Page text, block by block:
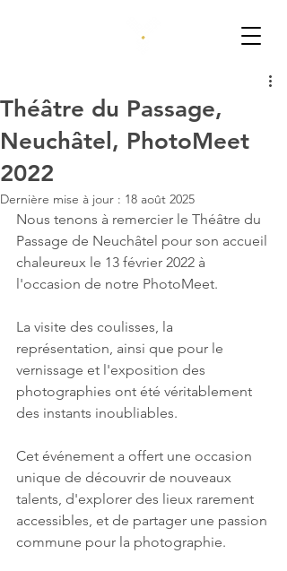
Théâtre du Passage,
Neuchâtel, PhotoMeet
2022
Dernière mise à jour : 18 août 2025
Nous tenons à remercier le Théâtre du
Passage de Neuchâtel pour son accueil
chaleureux le 13 février 2022 à
l'occasion de notre PhotoMeet.
La visite des coulisses, la
représentation, ainsi que pour le
vernissage et l'exposition des
photographies ont été véritablement
des instants inoubliables.
Cet événement a offert une occasion
unique de découvrir de nouveaux
talents, d'explorer des lieux rarement
accessibles, et de partager une passion
commune pour la photographie.